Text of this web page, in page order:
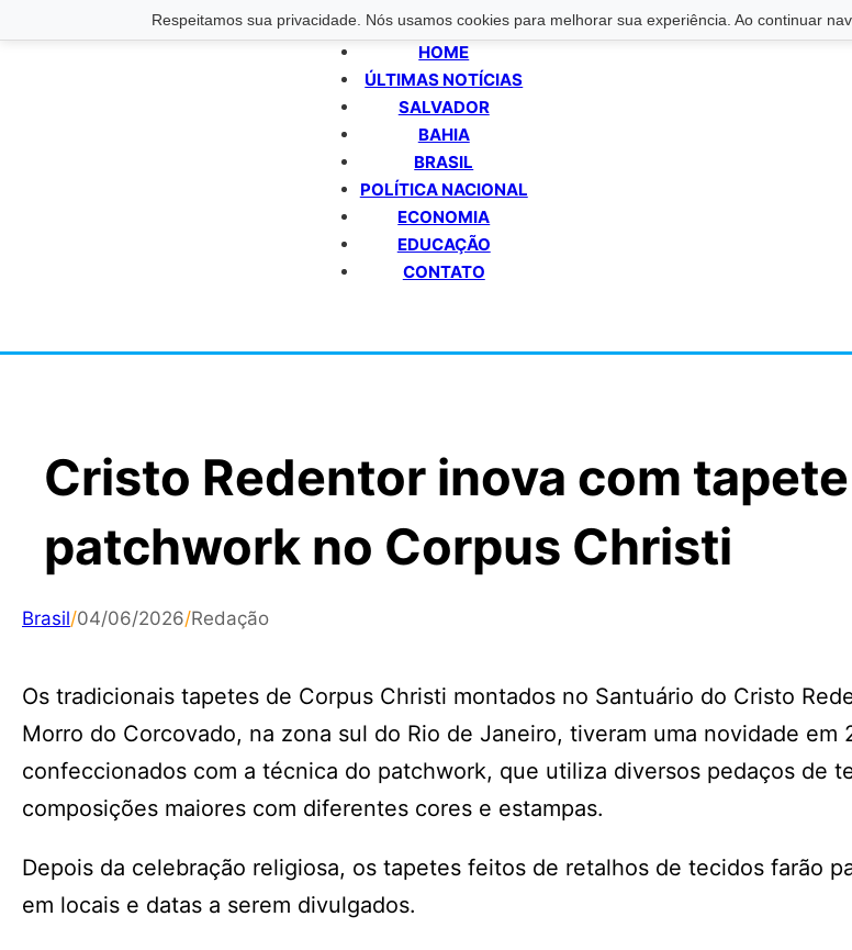
Respeitamos sua privacidade. Nós usamos cookies para melhorar sua experiência. Ao continuar
HOME
ÚLTIMAS NOTÍCIAS
SALVADOR
BAHIA
BRASIL
POLÍTICA NACIONAL
ECONOMIA
EDUCAÇÃO
CONTATO
Cristo Redentor inova com
patchwork no Corpus Christi
Brasil/04/06/2026/Redação
Os tradicionais tapetes de Corpus Christi montados no Santuário do Cristo
Morro do Corcovado, na zona sul do Rio de Janeiro, tiveram uma novidade em
confeccionados com a técnica do patchwork, que utiliza diversos pedaços de
composições maiores com diferentes cores e estampas.
Depois da celebração religiosa, os tapetes feitos de retalhos de tecidos farão
em locais e datas a serem divulgados.